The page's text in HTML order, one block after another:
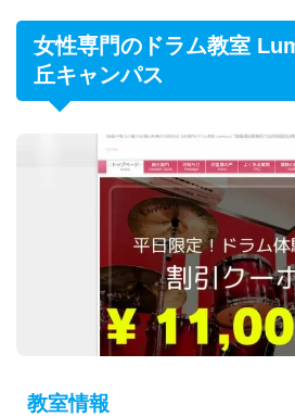
女性専門のドラム教室
丘キャンパス
教室情報